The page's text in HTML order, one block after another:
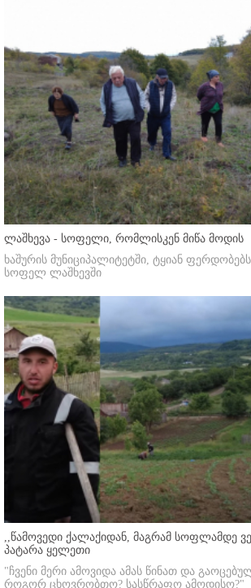
ლაშხევა - სოფელი, რომლისკენ მიწა მოდის
ხაშურის მუნიციპალიტეტში, ტყიან
სოფელ ლაშხევში
,,წამოვედი ქალაქიდან, მაგრამ სოფლამდე
პატარა ყელეთი
"ჩვენი მერი ამოვიდა ამას წინათ და
როგორ ცხოვრობთო? სასწრაფო ამოდისო?"